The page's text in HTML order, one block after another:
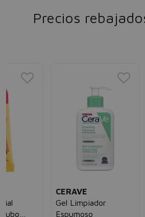
Precios
CERAVE
Gel Limpiador
Espumoso
LA
Limpia